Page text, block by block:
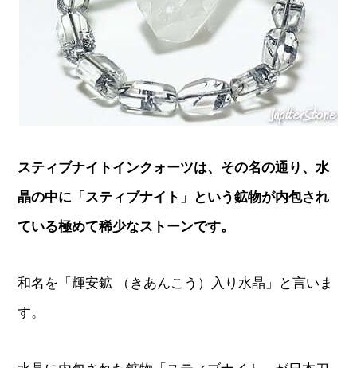
スティブナイトインクォーツは、その名の通り、水
晶の中に「スティブナイト」という鉱物が内包され
ている極めて稀少なストーンです。
和名を「輝安鉱 （きあんこう）入り水晶」と言いま
す。